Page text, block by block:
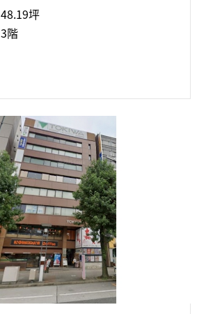
48.19坪
3階